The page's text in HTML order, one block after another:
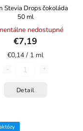
Stevia Drops čokoláda
50 ml
nedostupné
€7,19
€0,14 / 1 ml
Detail